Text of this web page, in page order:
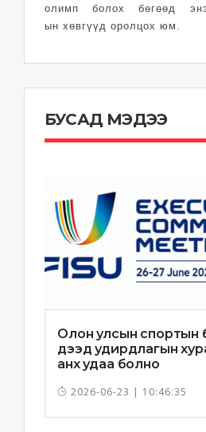
олимп болох бөгөөд
ын хөвгүүд оролцох юм.
БУСАД МЭДЭЭ
Олон улсын спортын
дээд удирдлагын
анх удаа болно
2026-06-23 | 10:46:35